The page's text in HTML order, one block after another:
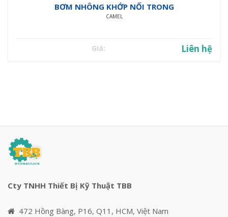
BƠM NHÔNG KHỚP NỐI TRONG
CAMEL
Giá: Liên hệ
Cty TNHH Thiết Bị Kỹ Thuật TBB
472 Hồng Bàng, P16, Q11, HCM, Việt Nam